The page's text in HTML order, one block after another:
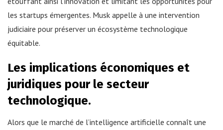
les startups émergentes. Musk appelle à une intervention
judiciaire pour préserver un écosystème technologique
équitable.
Les implications économiques et
juridiques pour le secteur
technologique.
Alors que le marché de l’intelligence artificielle connaît une